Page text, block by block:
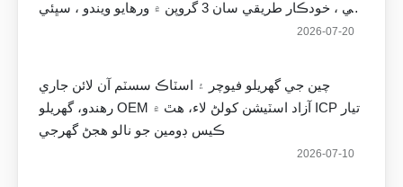
آهي ، خودڪار طريقي سان 3 گروپن ۾ ورهايو ويندو ، سڀئي
حڪمت عمليون ، بشمول اصل حڪمت عملي اپ گريڊ
ڪيون ويون آهن ، جهڙوڪ منافع جي شرطن کي سيٽ
ڪري سگهجي ٿو ، پوزيشن گهريلو فيوچرز به آن لائن ٿي
ويندو ۽ اضافي ڊومين نالا الڳ الڳ هلائيندا، مهرباني ڪري
2026-07-20
چين جي گهريلو فيوچر ۽ اسٽاڪ سسٽم آن لائن جاري
رهندو، گهريلو OEM آزاد اسٽيشن کولڻ لاء، هٿ ۾ ICP تيار
ڪيس ڊومين جو نالو هجڻ گهرجي
2026-07-10